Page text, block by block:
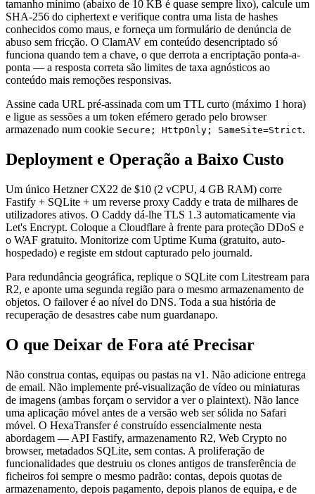
tamanho mínimo (abaixo de 10 KB é quase sempre lixo), calcule um
SHA-256 do ciphertext e verifique contra uma lista de hashes
conhecidos como maus, e forneça um formulário de denúncia de
abuso sem fricção. O ClamAV em conteúdo desencriptado só
funciona quando tem a chave, o que derrota a encriptação ponta-a-
ponta — a resposta correta são limites de taxa agnósticos ao
conteúdo mais remoções responsivas.
Assine cada URL pré-assinada com um TTL curto (máximo 1 hora)
e ligue as sessões a um token efémero gerado pelo browser
armazenado num cookie Secure; HttpOnly; SameSite=Strict.
Deployment e Operação a Baixo Custo
Um único Hetzner CX22 de $10 (2 vCPU, 4 GB RAM) corre
Fastify + SQLite + um reverse proxy Caddy e trata de milhares de
utilizadores ativos. O Caddy dá-lhe TLS 1.3 automaticamente via
Let's Encrypt. Coloque a Cloudflare à frente para proteção DDoS e
o WAF gratuito. Monitorize com Uptime Kuma (gratuito, auto-
hospedado) e registe em stdout capturado pelo journald.
Para redundância geográfica, replique o SQLite com Litestream para
R2, e aponte uma segunda região para o mesmo armazenamento de
objetos. O failover é ao nível do DNS. Toda a sua história de
recuperação de desastres cabe num guardanapo.
O que Deixar de Fora até Precisar
Não construa contas, equipas ou pastas na v1. Não adicione entrega
de email. Não implemente pré-visualização de vídeo ou miniaturas
de imagens (ambas forçam o servidor a ver o plaintext). Não lance
uma aplicação móvel antes de a versão web ser sólida no Safari
móvel. O HexaTransfer é construído essencialmente nesta
abordagem — API Fastify, armazenamento R2, Web Crypto no
browser, metadados SQLite, sem contas. A proliferação de
funcionalidades que destruiu os clones antigos de transferência de
ficheiros foi sempre o mesmo padrão: contas, depois quotas de
armazenamento, depois pagamento, depois planos de equipa, e de